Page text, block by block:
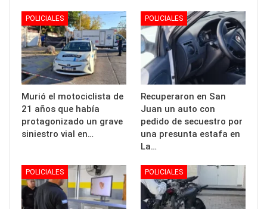
POLICIALES
Murió el motociclista de
21 años que había
protagonizado un grave
siniestro vial en…
POLICIALES
Recuperaron en San
Juan un auto con
pedido de secuestro por
una presunta estafa en
La…
POLICIALES POLICIALES